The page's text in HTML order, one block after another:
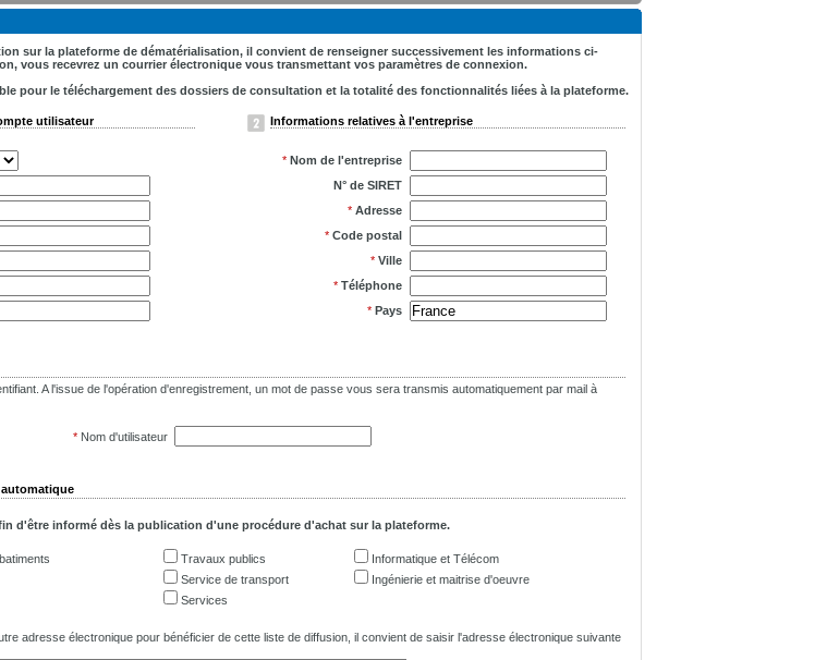
sur la plateforme de dématérialisation, il convient de renseigner successivement les informations ci-
vous recevrez un courrier électronique vous transmettant vos paramètres de connexion.
pour le téléchargement des dossiers de consultation et la totalité des fonctionnalités liées à la plateforme.
utilisateur Informations relatives à l'entreprise
* Nom de l'entreprise
N° de SIRET
* Adresse
* Code postal
* Ville
* Téléphone
* Pays
A l'issue de l'opération d'enregistrement, un mot de passe vous sera transmis automatiquement par mail à
* Nom d'utilisateur
d'être informé dès la publication d'une procédure d'achat sur la plateforme.
Travaux publics
Informatique et Télécom
Service de transport
Ingénierie et maitrise d'oeuvre
Services
adresse électronique pour bénéficier de cette liste de diffusion, il convient de saisir l'adresse électronique suivante